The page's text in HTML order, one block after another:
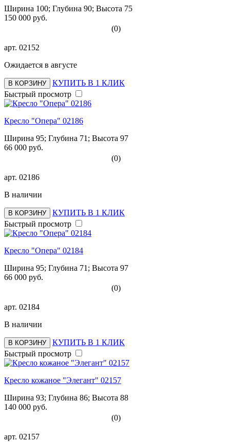
Ширина 100; Глубина 90; Высота 75
150 000 руб.
(0)
арт. 02152
Ожидается в августе
В КОРЗИНУ
КУПИТЬ В 1 КЛИК
Быстрый просмотр
Кресло "Опера" 02186
Ширина 95; Глубина 71; Высота 97
66 000 руб.
(0)
арт. 02186
В наличии
В КОРЗИНУ
КУПИТЬ В 1 КЛИК
Быстрый просмотр
Кресло "Опера" 02184
Ширина 95; Глубина 71; Высота 97
66 000 руб.
(0)
арт. 02184
В наличии
В КОРЗИНУ
КУПИТЬ В 1 КЛИК
Быстрый просмотр
Кресло кожаное "Элегант" 02157
Ширина 93; Глубина 86; Высота 88
140 000 руб.
(0)
арт. 02157